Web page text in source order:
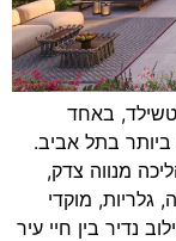
באחד
ביותר בתל אביב.
מנווה צדק,
גלריות, מוקדי
נדיר בין חיי עיר